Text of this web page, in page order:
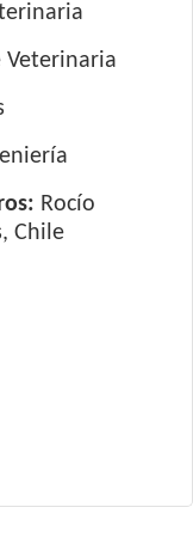
Veterinaria
Rocío
Chile